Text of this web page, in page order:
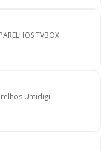
TVBOX
Umidigi